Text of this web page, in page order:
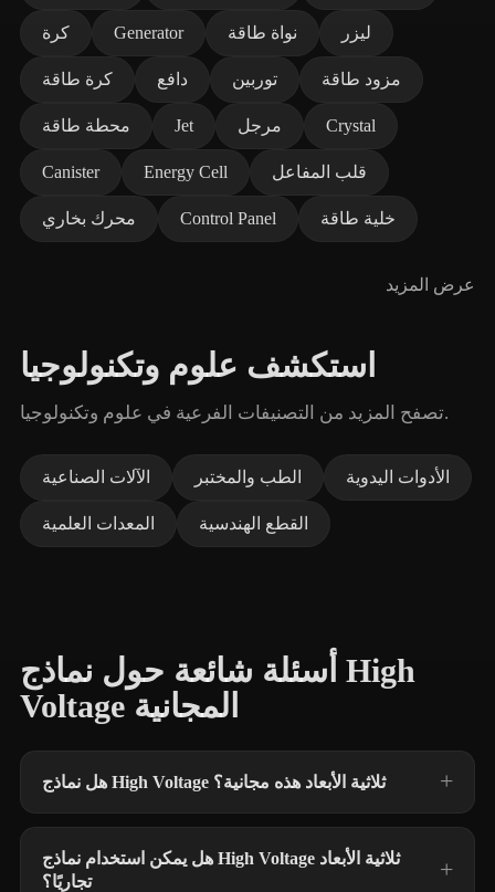
كرة Generator نواة طاقة ليزر
كرة طاقة دافع توربين مزود طاقة
محطة طاقة Jet مرجل Crystal
Canister Energy Cell قلب المفاعل
محرك بخاري Control Panel خلية طاقة
عرض المزيد
استكشف علوم وتكنولوجيا
تصفح المزيد من التصنيفات الفرعية في علوم وتكنولوجيا.
الآلات الصناعية الطب والمختبر الأدوات اليدوية
المعدات العلمية القطع الهندسية
أسئلة شائعة حول نماذج High
Voltage المجانية
هل نماذج High Voltage ثلاثية الأبعاد هذه مجانية؟
هل يمكن استخدام نماذج High Voltage ثلاثية الأبعاد
تجاريًا؟